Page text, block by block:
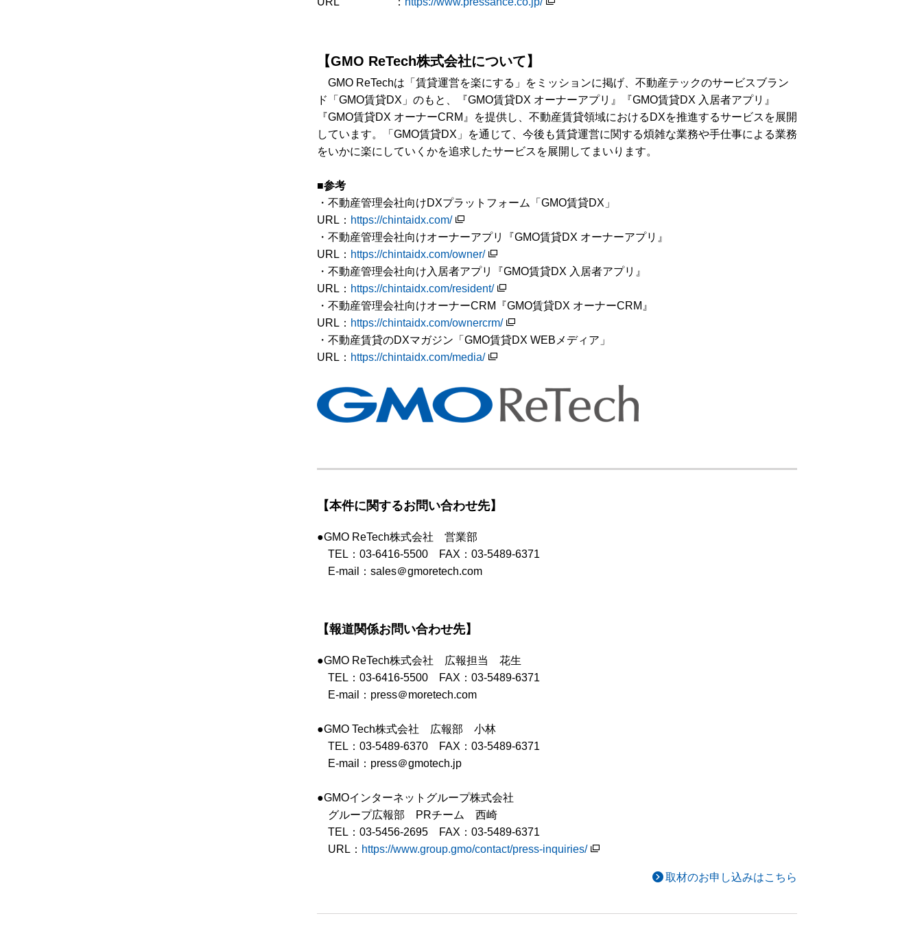
【GMO ReTech株式会社について】
GMO ReTechは「賃貸運営を楽にする」をミッションに掲げ、不動産テックのサービスブラン
ド「GMO賃貸DX」のもと、『GMO賃貸DX オーナーアプリ』『GMO賃貸DX 入居者アプリ』
『GMO賃貸DX オーナーCRM』を提供し、不動産賃貸領域におけるDXを推進するサービスを展開
しています。「GMO賃貸DX」を通じて、今後も賃貸運営に関する煩雑な業務や手仕事による業務
をいかに楽にしていくかを追求したサービスを展開してまいります。
■参考
・不動産管理会社向けDXプラットフォーム「GMO賃貸DX」
URL： https://chintaidx.com/
・不動産管理会社向けオーナーアプリ『GMO賃貸DX オーナーアプリ』
URL： https://chintaidx.com/owner/
・不動産管理会社向け入居者アプリ『GMO賃貸DX 入居者アプリ』
URL： https://chintaidx.com/resident/
・不動産管理会社向けオーナーCRM『GMO賃貸DX オーナーCRM』
URL： https://chintaidx.com/ownercrm/
・不動産賃貸のDXマガジン「GMO賃貸DX WEBメディア」
URL： https://chintaidx.com/media/
【本件に関するお問い合わせ先】
●GMO ReTech株式会社 営業部
TEL：03-6416-5500 FAX：03-5489-6371
E-mail：sales＠gmoretech.com
【報道関係お問い合わせ先】
●GMO ReTech株式会社 広報担当 花生
TEL：03-6416-5500 FAX：03-5489-6371
E-mail：press＠moretech.com
●GMO Tech株式会社 広報部 小林
TEL：03-5489-6370 FAX：03-5489-6371
E-mail：press＠gmotech.jp
●GMOインターネットグループ株式会社
グループ広報部 PRチーム 西崎
TEL：03-5456-2695 FAX：03-5489-6371
URL： https://www.group.gmo/contact/press-inquiries/
取材のお申し込みはこちら